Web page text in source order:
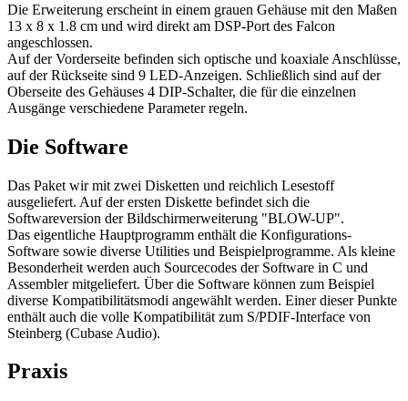
Die Erweiterung erscheint in einem grauen Gehäuse mit den Maßen
13 x 8 x 1.8 cm und wird direkt am DSP-Port des Falcon
angeschlossen.
Auf der Vorderseite befinden sich optische und koaxiale Anschlüsse,
auf der Rückseite sind 9 LED-Anzeigen. Schließlich sind auf der
Oberseite des Gehäuses 4 DIP-Schalter, die für die einzelnen
Ausgänge verschiedene Parameter regeln.
Die Software
Das Paket wir mit zwei Disketten und reichlich Lesestoff
ausgeliefert. Auf der ersten Diskette befindet sich die
Softwareversion der Bildschirmerweiterung "BLOW-UP".
Das eigentliche Hauptprogramm enthält die Konfigurations-
Software sowie diverse Utilities und Beispielprogramme. Als kleine
Besonderheit werden auch Sourcecodes der Software in C und
Assembler mitgeliefert. Über die Software können zum Beispiel
diverse Kompatibilitätsmodi angewählt werden. Einer dieser Punkte
enthält auch die volle Kompatibilität zum S/PDIF-Interface von
Steinberg (Cubase Audio).
Praxis